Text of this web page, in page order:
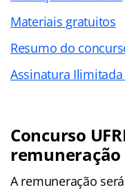
Materiais gratuitos
Resumo do
Assinatura
Concurso
remuneração
A remuneração